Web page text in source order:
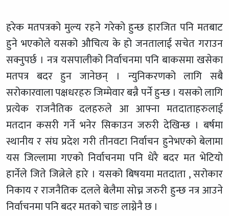
हरेक मतपत्रको मुल्य रहने गरेको हुन्छ हारजित पनि मतबाट
हुने भएकोले यसको औचित्य के हो जनतालाई सचेत गराउन
सक्नुपर्छ । नत्र यसपालीको निर्वाचनमा पनि बाकसमा खसेका
मतपत्र बदर हुन जानेछन् । न्युनिकरणको लागि सबै
सरोकारवाला पक्षधरहरु जिम्मेवार बन्नै पर्ने हुन्छ । यसको लागि
प्रत्येक राजनैतिक दलहरुले आ आफ्ना मतदाताहरुलाई
मतदान कसरी गर्ने भनेर सिकाउन जरुरी देखिन्छ । बर्षमा
स्थानीय र संघ प्रदेश गरी तीनवटा निर्वाचन हुनेभएको बेलामा
यस जिल्लामा गएको निर्वाचनमा पनि धेरै बदर मत भेटियो
हार्नेले जिते जित्नेले हारे । यसको बिषयमा मतदाता , सरोकार
निकाय र राजनैतिक दलले बेलैमा सोच्न जरुरी हुन्छ नत्र आउने
निर्वाचनमा पनि बदर मतको चाङ लाग्नेनै छ ।